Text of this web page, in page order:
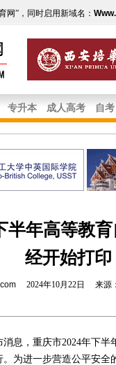
网”，同时启用新域名：
专升本 成人高考 自考
半年高等教
经开始打印
2024年10月22日 来源：
，重庆市2024年下半
。为进一步营造公平安